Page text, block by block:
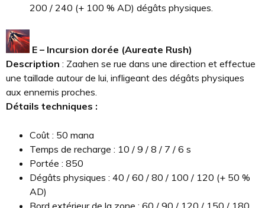
200 / 240 (+ 100 % AD) dégâts physiques.
E – Incursion dorée (Aureate Rush)
Description : Zaahen se rue dans une direction et effectue
une taillade autour de lui, infligeant des dégâts physiques
aux ennemis proches.
Détails techniques :
Coût : 50 mana
Temps de recharge : 10 / 9 / 8 / 7 / 6 s
Portée : 850
Dégâts physiques : 40 / 60 / 80 / 100 / 120 (+ 50 %
AD)
Bord extérieur de la zone : 60 / 90 / 120 / 150 / 180